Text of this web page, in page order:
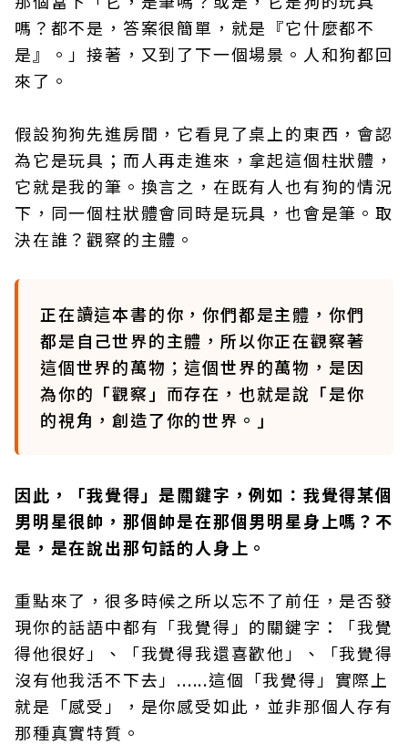
嗎？都不是，答案很簡單，就是『它什麼都不
是』。」接著，又到了下一個場景。人和狗都回
來了。
假設狗狗先進房間，它看見了桌上的東西，會認
為它是玩具；而人再走進來，拿起這個柱狀體，
它就是我的筆。換言之，在既有人也有狗的情況
下，同一個柱狀體會同時是玩具，也會是筆。取
決在誰？觀察的主體。
正在讀這本書的你，你們都是主體，你們
都是自己世界的主體，所以你正在觀察著
這個世界的萬物；這個世界的萬物，是因
為你的「觀察」而存在，也就是說「是你
的視角，創造了你的世界。」
因此，「我覺得」是關鍵字，例如：我覺得某個
男明星很帥，那個帥是在那個男明星身上嗎？不
是，是在說出那句話的人身上。
重點來了，很多時候之所以忘不了前任，是否發
現你的話語中都有「我覺得」的關鍵字：「我覺
得他很好」、「我覺得我還喜歡他」、「我覺得
沒有他我活不下去」......這個「我覺得」實際上
就是「感受」，是你感受如此，並非那個人存有
那種真實特質。